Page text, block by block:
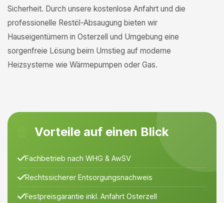
Sicherheit. Durch unsere kostenlose Anfahrt und die
professionelle Restöl-Absaugung bieten wir
Hauseigentümern in Osterzell und Umgebung eine
sorgenfreie Lösung beim Umstieg auf moderne
Heizsysteme wie Wärmepumpen oder Gas.
Vorteile auf einen Blick
Fachbetrieb nach WHG & AwSV
Rechtssicherer Entsorgungsnachweis
Festpreisgarantie inkl. Anfahrt Osterzell